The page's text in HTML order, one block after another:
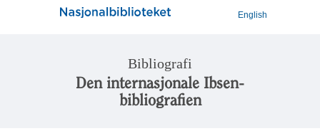
English
Bibliografi
Den internasjonale Ibsen-
bibliografien